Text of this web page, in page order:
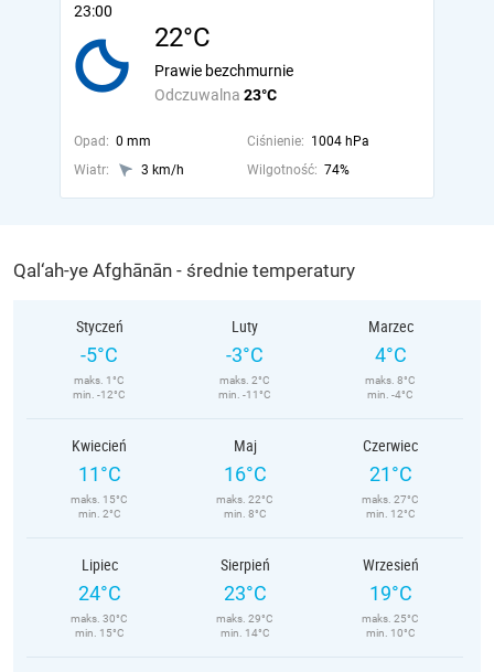
23:00
22°C
Odczuwalna 23°C
Prawie bezchmurnie
Opad: 0 mm Ciśnienie: 1004 hPa
Wiatr:
3 km/h Wilgotność: 74%
Qal‘ah-ye Afghānān - średnie temperatury
Styczeń
-5°C
maks. 1°C
min. -12°C
Luty
-3°C
maks. 2°C
min. -11°C
Marzec
4°C
maks. 8°C
min. -4°C
Kwiecień
11°C
maks. 15°C
min. 2°C
Maj
16°C
maks. 22°C
min. 8°C
Czerwiec
21°C
maks. 27°C
min. 12°C
Lipiec
24°C
maks. 30°C
min. 15°C
Sierpień
23°C
maks. 29°C
min. 14°C
Wrzesień
19°C
maks. 25°C
min. 10°C